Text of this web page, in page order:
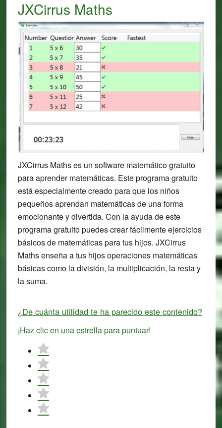
JXCirrus Maths
JXCirrus Maths es un software matemático gratuito
para aprender matemáticas. Este programa gratuito
está especialmente creado para que los niños
pequeños aprendan matemáticas de una forma
emocionante y divertida. Con la ayuda de este
programa gratuito puedes crear fácilmente ejercicios
básicos de matemáticas para tus hijos. JXCirrus
Maths enseña a tus hijos operaciones matemáticas
básicas como la división, la multiplicación, la resta y
la suma.
¿De cuánta utilidad te ha parecido este contenido?
¡Haz clic en una estrella para puntuar!